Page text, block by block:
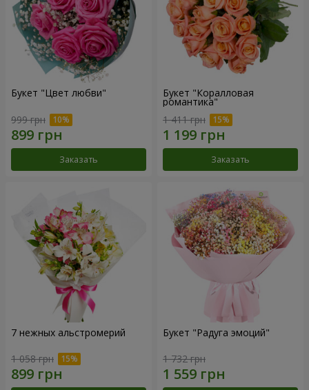
Букет "Цвет любви"
999 грн
Заказать
Букет "Коралловая
романтика"
1 411 грн
Заказать
7 нежных альстромерий
1 058 грн
Букет "Радуга эмоций"
1 732 грн